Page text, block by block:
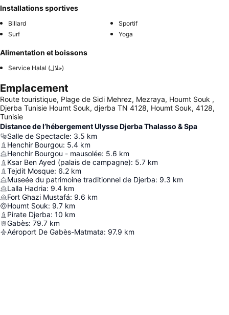
Installations sportives
Billard
Sportif
Surf
Yoga
Alimentation et boissons
Service Halal (حلال)
Emplacement
Route touristique, Plage de Sidi Mehrez, Mezraya, Houmt Souk ,
Djerba Tunisie Houmt Souk, djerba TN 4128, Houmt Souk, 4128,
Tunisie
Distance de l’hébergement Ulysse Djerba Thalasso & Spa
Salle de Spectacle: 3.5 km
Henchir Bourgou: 5.4 km
Henchir Bourgou - mausolée: 5.6 km
Ksar Ben Ayed (palais de campagne): 5.7 km
Tejdit Mosque: 6.2 km
Museée du patrimoine traditionnel de Djerba: 9.3 km
Lalla Hadria: 9.4 km
Fort Ghazi Mustafá: 9.6 km
Houmt Souk: 9.7 km
Pirate Djerba: 10 km
Gabès: 79.7 km
Aéroport De Gabès-Matmata: 97.9 km